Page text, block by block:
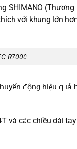
SHIMANO
với khung lớn
R7000
động hiệu quả
và các chiều dài